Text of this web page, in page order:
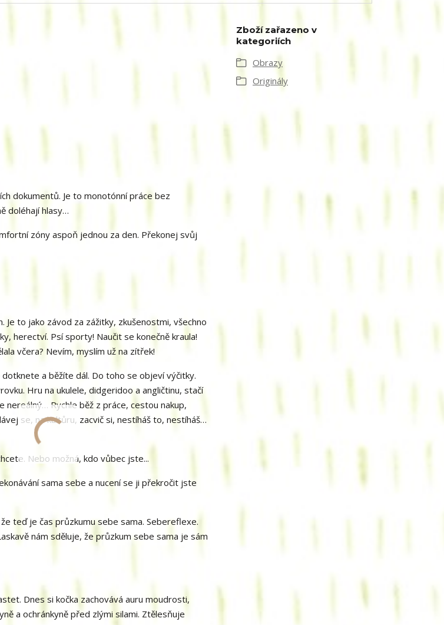
dokumentů. Je to monotónní práce bez
doléhají hlasy…
zóny aspoň jednou za den. Překonej svůj
Je to jako závod za zážitky, zkušenostmi, všechno
herectví. Psí sporty! Naučit se konečně kraula!
včera? Nevím, myslím už na zítřek!
a běžíte dál. Do toho se objeví výčitky.
Hru na ukulele, didgeridoo a angličtinu, stačí
Rychle běž z práce, cestou nakup,
se, na kultůru, zacvič si, nestíháš to, nestíháš…
Nebo možná, kdo vůbec jste...
sama sebe a nucení se ji překročit jste
teď je čas průzkumu sebe sama. Sebereflexe.
nám sděluje, že průzkum sebe sama je sám
Dnes si kočka zachovává auru moudrosti,
a ochránkyně před zlými silami. Ztělesňuje
Zboží zařazeno v
kategoriích
Obrazy
Originály